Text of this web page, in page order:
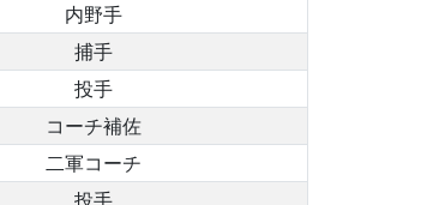
内野手
捕手
投手
コーチ補佐
二軍コーチ
投手